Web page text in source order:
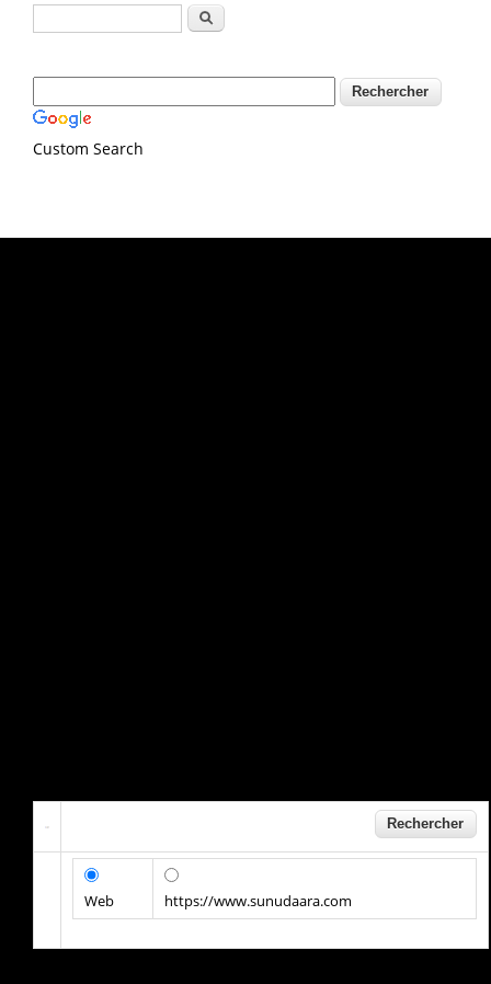
Formulaire de recherche
Rechercher
Custom Search
Web https://www.sunudaara.com